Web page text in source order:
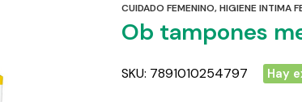
CUIDADO FEMENINO,HIGIENE INTIMA
Ob tampones
SKU: 7891010254797 Hay